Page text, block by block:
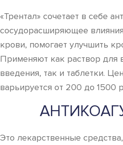
«Трентал» сочетает в себе
сосудорасширяющее
крови, помогает улучшить
Применяют как раствор для
введения, так и таблетки.
варьируется от 200 до 1500
Это лекарственные